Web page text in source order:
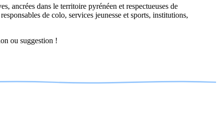
ancrées dans le territoire pyrénéen et respectueuses de
responsables de colo, services jeunesse et sports, institutions,
ou suggestion !